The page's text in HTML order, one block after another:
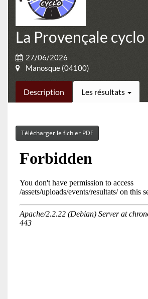
La Provençale
27/06/2026
Manosque (04100)
Description Les résultats
Télécharger le fichier PDF